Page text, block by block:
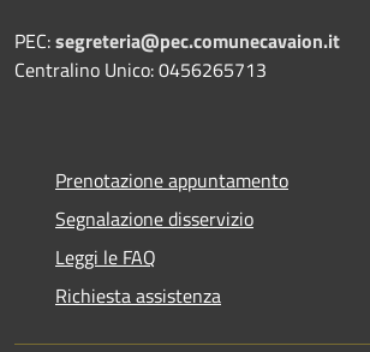
PEC:segreteria@pec.comunecavaion.it
Centralino Unico: 0456265713
Prenotazione appuntamento
Segnalazione disservizio
Leggi le FAQ
Richiesta assistenza